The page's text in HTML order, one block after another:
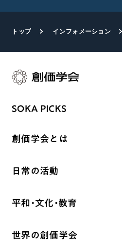
トップ インフォメーション
SOKA PICKS
創価学会とは
祈り
聖典
日常の活動
座談会
平和・文化・教育
世界の創価学会